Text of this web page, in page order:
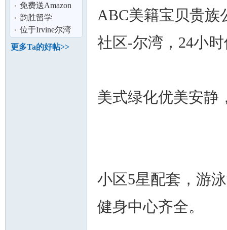
月嫂
免费送Amazon
皮带
韵胜留学
位于Irvine尔湾
独立别墅分租 步
行可到99大
更多Ta的好帖>>
ABC美籍宝贝贵族
社区-尔湾，24小
美式绿化优美安静
小区5星配套，游
健身中心齐全。